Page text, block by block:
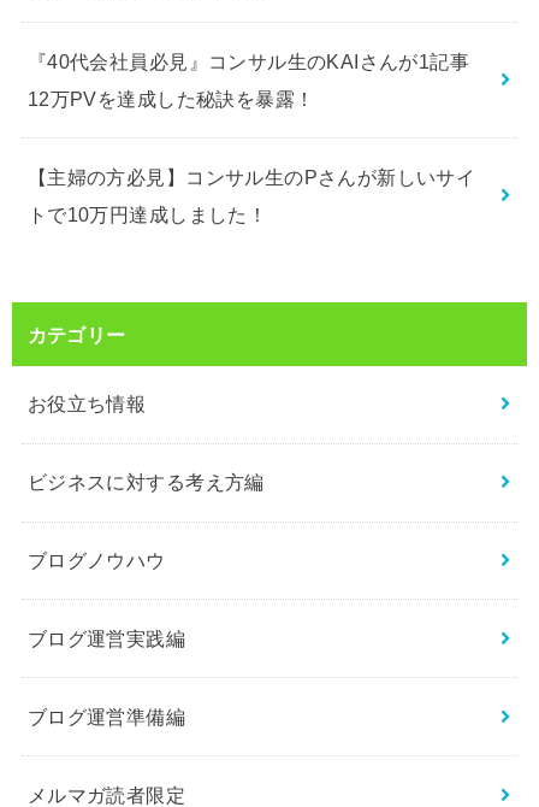
『40代会社員必見』コンサル生のKAIさんが1記事
12万PVを達成した秘訣を暴露！
【主婦の方必見】コンサル生のPさんが新しいサイ
トで10万円達成しました！
カテゴリー
お役立ち情報
ビジネスに対する考え方編
ブログノウハウ
ブログ運営実践編
ブログ運営準備編
メルマガ読者限定